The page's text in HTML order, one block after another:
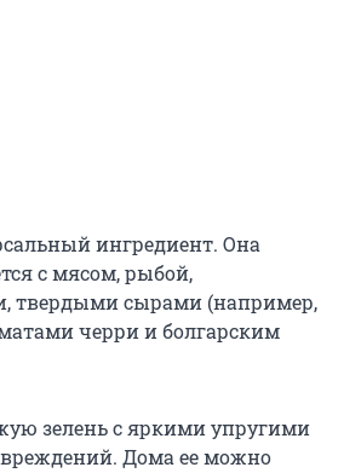
ингредиент. Она
с мясом, рыбой,
твердыми сырами (например,
черри и болгарским
зелень с яркими упругими
Дома ее можно